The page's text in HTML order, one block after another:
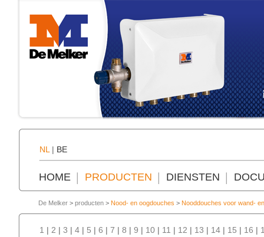
NL | BE
HOME PRODUCTEN DIENSTEN
De Melker > producten > Nood- en oogdouches > Nooddouches voor wand-
1 | 2 | 3 | 4 | 5 | 6 | 7 | 8 | 9 | 10 | 11 | 12 | 13 | 14 | 15 | 16 |